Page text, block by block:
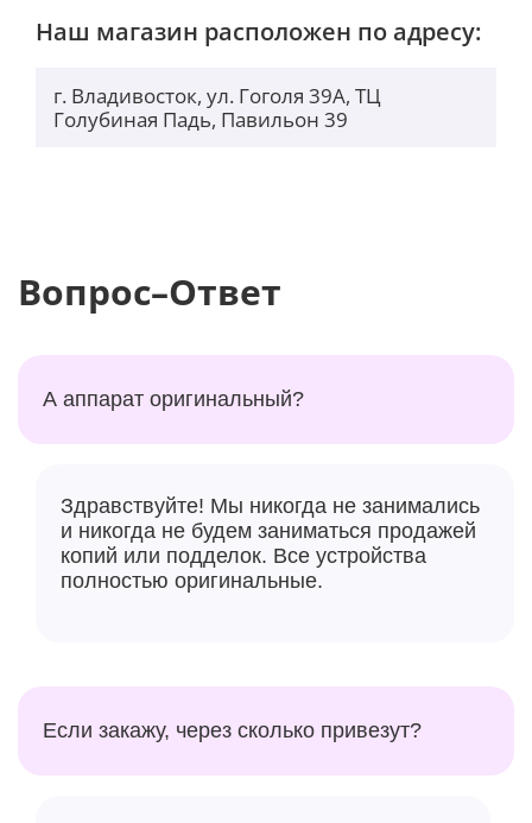
Наш магазин расположен по адресу:
г. Владивосток, ул. Гоголя 39А, ТЦ
Голубиная Падь, Павильон 39
Вопрос–Ответ
А аппарат оригинальный?
Здравствуйте! Мы никогда не занимались
и никогда не будем заниматься продажей
копий или подделок. Все устройства
полностью оригинальные.
Если закажу, через сколько привезут?